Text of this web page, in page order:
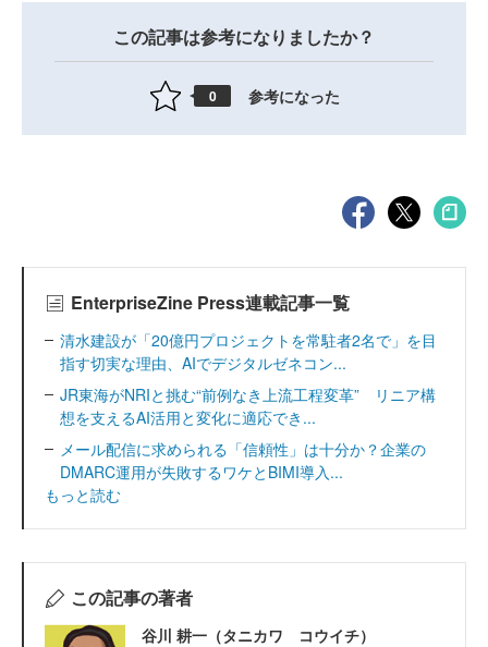
この記事は参考になりましたか？
0 参考になった
EnterpriseZine Press連載記事一覧
清水建設が「20億円プロジェクトを常駐者2名で」を目
指す切実な理由、AIでデジタルゼネコン...
JR東海がNRIと挑む“前例なき上流工程変革” リニア構
想を支えるAI活用と変化に適応でき...
メール配信に求められる「信頼性」は十分か？企業の
DMARC運用が失敗するワケとBIMI導入...
もっと読む
この記事の著者
谷川 耕一（タニカワ コウイチ）